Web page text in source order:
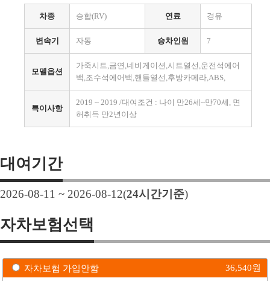
차종 승합(RV) 연료 경유
변속기 자동 승차인원 7
모델옵션
가죽시트,금연,네비게이션,시트열선,운전석에어
백,조수석에어백,핸들열선,후방카메라,ABS,
특이사항
2019 ~ 2019 /대여조건 : 나이 만26세~만70세, 면
허취득 만2년이상
대여기간
2026-08-11 ~ 2026-08-12(24시간기준)
자차보험선택
자차보험 가입안함 36,540원